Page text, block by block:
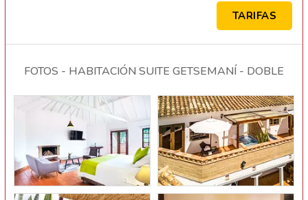
TARIFAS
FOTOS - HABITACIÓN SUITE GETSEMANÍ - DOBLE